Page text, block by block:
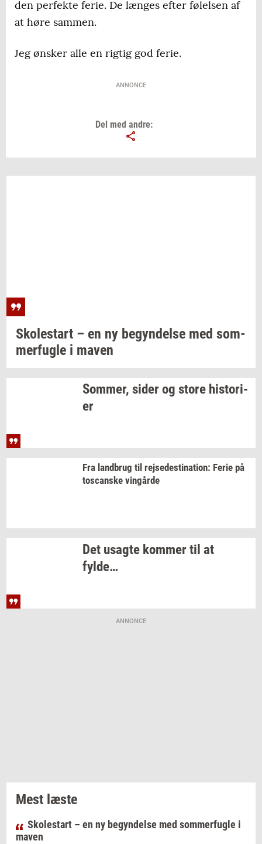
den perfekte ferie. De længes efter følelsen af
at høre sammen.
Jeg ønsker alle en rigtig god ferie.
ANNONCE
Del med andre:
Sko­lestart – en ny be­gyn­del­se med som­
mer­fug­le i maven
Som­mer, sider og store hi­sto­ri­
er
Fra land­brug til rej­se­desti­na­tion: Ferie på
toscan­ske vin­går­de
Det us­ag­te kom­mertil at
fylde…
ANNONCE
Mest læste
Skolestart – en ny begyndelse med sommerfugle i
maven